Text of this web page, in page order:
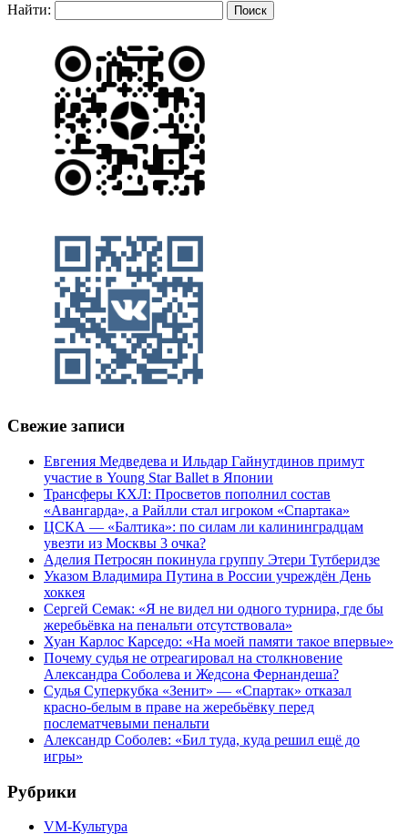
Найти:
Свежие записи
Евгения Медведева и Ильдар Гайнутдинов примут
участие в Young Star Ballet в Японии
Трансферы КХЛ: Просветов пополнил состав
«Авангарда», а Райлли стал игроком «Спартака»
ЦСКА — «Балтика»: по силам ли калининградцам
увезти из Москвы 3 очка?
Аделия Петросян покинула группу Этери Тутберидзе
Указом Владимира Путина в России учреждён День
хоккея
Сергей Семак: «Я не видел ни одного турнира, где бы
жеребьёвка на пенальти отсутствовала»
Хуан Карлос Карседо: «На моей памяти такое впервые»
Почему судья не отреагировал на столкновение
Александра Соболева и Жедсона Фернандеша?
Судья Суперкубка «Зенит» — «Спартак» отказал
красно-белым в праве на жеребьёвку перед
послематчевыми пенальти
Александр Соболев: «Бил туда, куда решил ещё до
игры»
Рубрики
VM-Культура